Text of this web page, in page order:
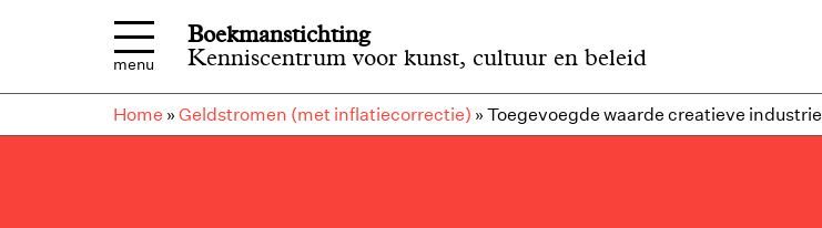
menu
Boekmanstichting
Kenniscentrum voor kunst, cultuur en beleid
Home » Geldstromen (met inflatiecorrectie) » Toegevoegde waarde creatieve industrie